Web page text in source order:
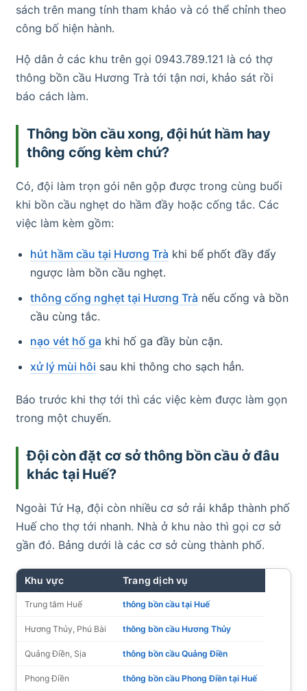
sách trên mang tính tham khảo và có thể chỉnh theo
công bố hiện hành.
Hộ dân ở các khu trên gọi 0943.789.121 là có thợ
thông bồn cầu Hương Trà tới tận nơi, khảo sát rồi
báo cách làm.
Thông bồn cầu xong, đội hút hầm hay
thông cống kèm chứ?
Có, đội làm trọn gói nên gộp được trong cùng buổi
khi bồn cầu nghẹt do hầm đầy hoặc cống tắc. Các
việc làm kèm gồm:
hút hầm cầu tại Hương Trà khi bể phốt đầy đẩy
ngược làm bồn cầu nghẹt.
thông cống nghẹt tại Hương Trà nếu cống và bồn
cầu cùng tắc.
nạo vét hố ga khi hố ga đầy bùn cặn.
xử lý mùi hôi sau khi thông cho sạch hẳn.
Báo trước khi thợ tới thì các việc kèm được làm gọn
trong một chuyến.
Đội còn đặt cơ sở thông bồn cầu ở đâu
khác tại Huế?
Ngoài Tứ Hạ, đội còn nhiều cơ sở rải khắp thành phố
Huế cho thợ tới nhanh. Nhà ở khu nào thì gọi cơ sở
gần đó. Bảng dưới là các cơ sở cùng thành phố.
Khu vực Trang dịch vụ
Trung tâm Huế thông bồn cầu tại Huế
Hương Thủy, Phú Bài thông bồn cầu Hương Thủy
Quảng Điền, Sịa thông bồn cầu Quảng Điền
Phong Điền thông bồn cầu Phong Điền tại Huế